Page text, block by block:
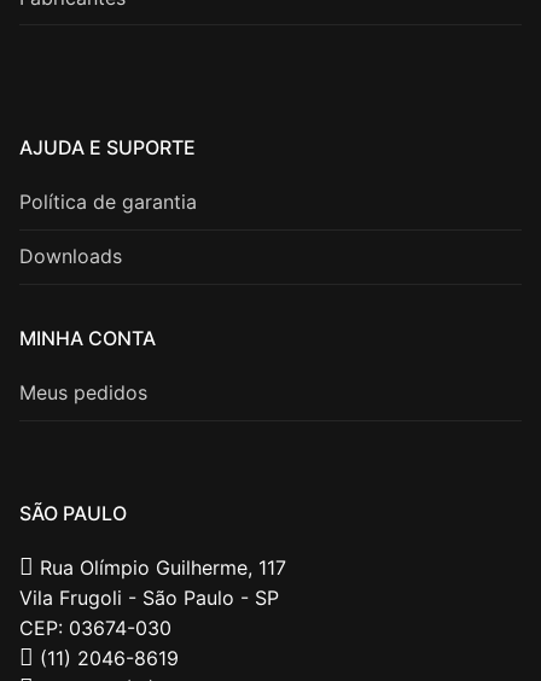
AJUDA E SUPORTE
Política de garantia
Downloads
MINHA CONTA
Meus pedidos
SÃO PAULO
Rua Olímpio Guilherme, 117
Vila Frugoli - São Paulo - SP
CEP: 03674-030
(11) 2046-8619